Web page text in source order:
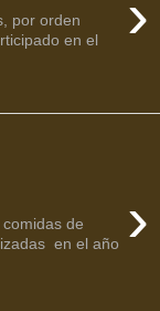
›
por orden
en el
›
de
en el año